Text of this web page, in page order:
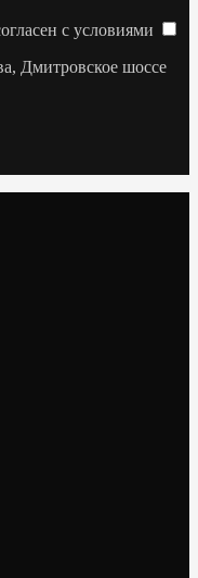
с условиями
Дмитровское шоссе